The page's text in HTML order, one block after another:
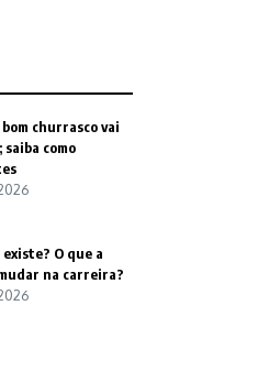
churrasco vai
saiba como
O que a
na carreira?